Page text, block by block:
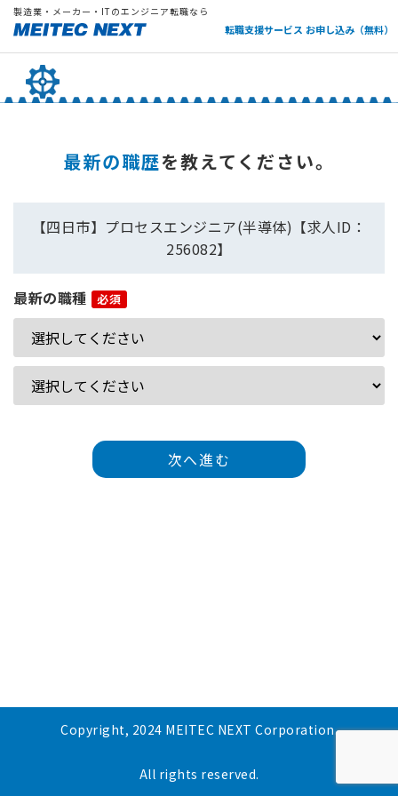
製造業・メーカー・ITのエンジニア転職なら
転職支援サービス お申し込み（無料）
最新の職歴を教えてください。
【四日市】プロセスエンジニア(半導体)【求人ID：
256082】
最新の職種
次へ進む
Copyright, 2024 MEITEC NEXT Corporation.
All rights reserved.